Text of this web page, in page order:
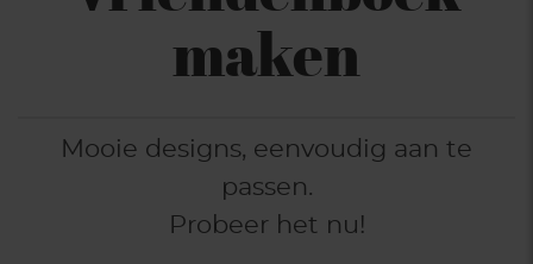
maken
Mooie designs, eenvoudig aan te
passen.
Probeer het nu!